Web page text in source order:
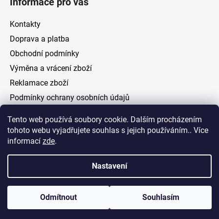
Tento web používá soubory cookie. Dalším procházením
tohoto webu vyjadřujete souhlas s jejich používáním.. Více
informací zde.
Nastavení
Odmítnout Souhlasím
Kontakty
Doprava a platba
Obchodní podmínky
Výměna a vrácení zboží
Reklamace zboží
Podmínky ochrany osobních údajů
Facebook
Vytvořil Shoptet
Copyright 2026ELOAS.cz
. Všechna práva vyhrazena.
Upravit nastavení cookies